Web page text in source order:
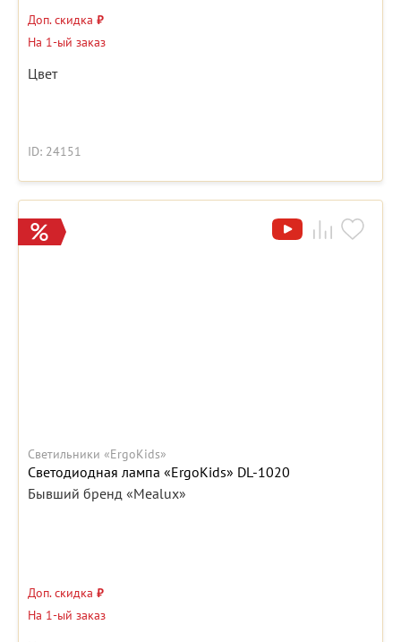
Доп. скидка ₽
На 1-ый заказ
Цвет
ID: 24151
Светильники «ErgoKids»
Светодиодная лампа «ErgoKids» DL-1020
Бывший бренд «Mealux»
Доп. скидка ₽
На 1-ый заказ